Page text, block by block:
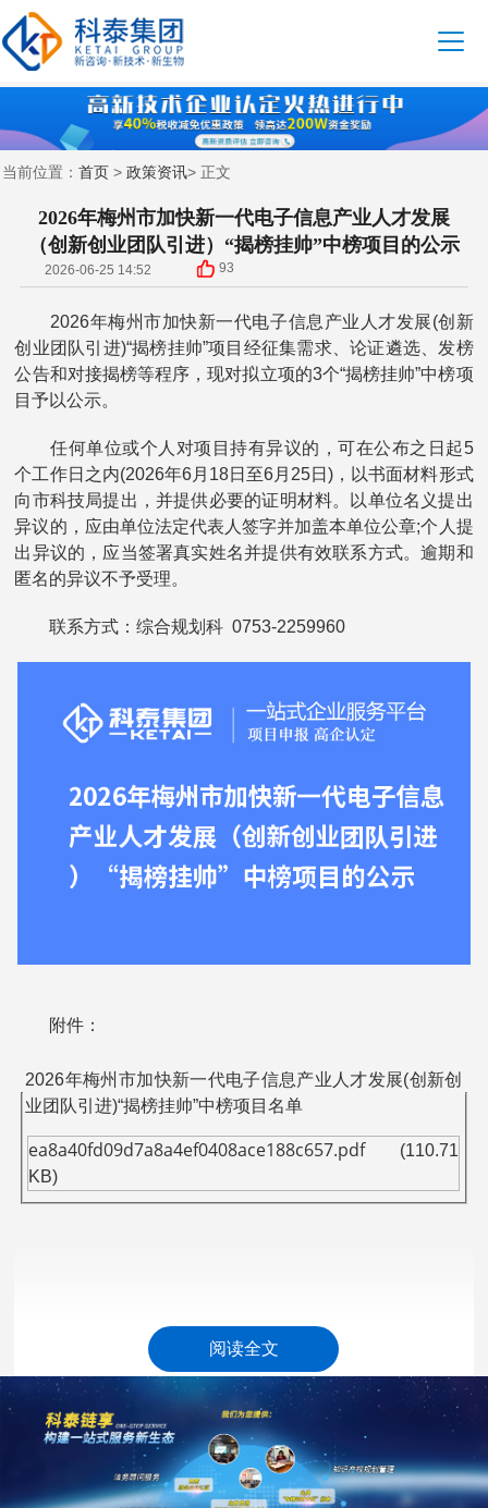
当前位置： 首页 > 政策资讯> 正文
2026年梅州市加快新一代电子信息产业人才发展
（创新创业团队引进）“揭榜挂帅”中榜项目的公示
2026-06-25 14:52 93
2026年梅州市加快新一代电子信息产业人才发展(创新
创业团队引进)“揭榜挂帅”项目经征集需求、论证遴选、发榜
公告和对接揭榜等程序，现对拟立项的3个“揭榜挂帅”中榜项
目予以公示。
任何单位或个人对项目持有异议的，可在公布之日起5
个工作日之内(2026年6月18日至6月25日)，以书面材料形式
向市科技局提出，并提供必要的证明材料。以单位名义提出
异议的，应由单位法定代表人签字并加盖本单位公章;个人提
出异议的，应当签署真实姓名并提供有效联系方式。逾期和
匿名的异议不予受理。
联系方式：综合规划科 0753-2259960
附件：
2026年梅州市加快新一代电子信息产业人才发展(创新创
业团队引进)“揭榜挂帅”中榜项目名单
ea8a40fd09d7a8a4ef0408ace188c657.pdf(110.71
KB)
梅州市科学技术局
2026年6月17日
科泰集团(https://www.gdktzx.com/)成立17年来，致力于
提供高新技术企业认定、名优高新技术产品认定、省市工程
阅读全文